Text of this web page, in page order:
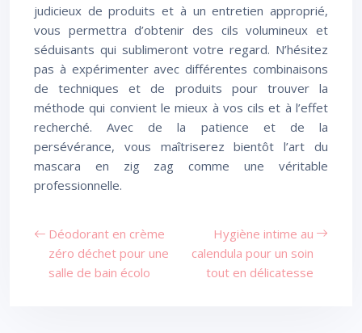
judicieux de produits et à un entretien approprié,
vous permettra d’obtenir des cils volumineux et
séduisants qui sublimeront votre regard. N’hésitez
pas à expérimenter avec différentes combinaisons
de techniques et de produits pour trouver la
méthode qui convient le mieux à vos cils et à l’effet
recherché. Avec de la patience et de la
persévérance, vous maîtriserez bientôt l’art du
mascara en zig zag comme une véritable
professionnelle.
Déodorant en crème
zéro déchet pour une
salle de bain écolo
Hygiène intime au
calendula pour un soin
tout en délicatesse